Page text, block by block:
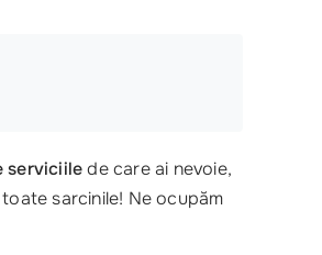
serviciilede care ai nevoie,
sarcinile! Ne ocupăm